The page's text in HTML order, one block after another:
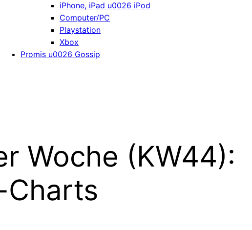
iPhone, iPad u0026 iPod
Computer/PC
Playstation
Xbox
Promis u0026 Gossip
Woche (KW44):